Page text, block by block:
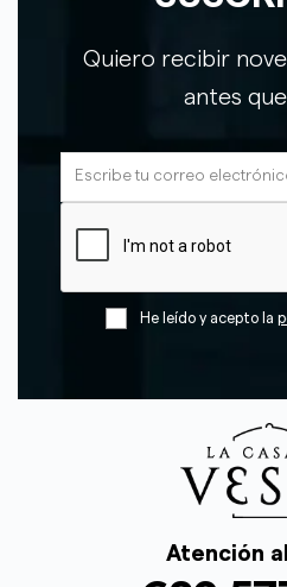
Quiero recibir
antes
He leído y acepto la
Atención